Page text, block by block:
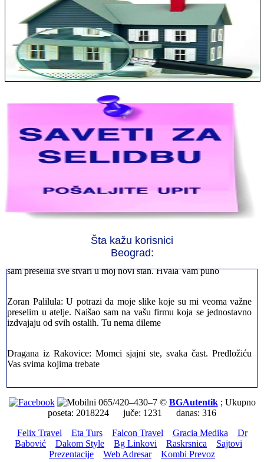
Šta kažu korisnici
Beograd:
Jelena sa Čukarice: Mogu da pohvalim sve radnike u firmi jer su
Milica iz Novog Beograda: Zahvaljujuću vašoj firmi. Istog dana
sam preselila sve stvari u moj novi stan. Hvala Vam puno
Zoran Palilula: U potrazi da moje slike koje su mi veoma važne
preselim u atelje. Naišao sam na vašu firmu koja se jednostavno
izdvajaju od svih ostalih. Tu nema dileme
Dragana iz Rakovice: Momci sjajni ste, svaka čast. Predložiću
Vas svima kojima trebate
Petar sa Savskog Venaca: Trebalo je odmah da ispraznim stan i
prebacim stvari u drugi. Pozvao sam vašu firmu. Ja ljudi ne znam
šta bi radio sada da ne postojite, Hvala Vam
Dragan iz Stari Grad: Retko gde može da se nađe prava
profesionalnost u našoj zemlji i naravno usluga. Sve pohvale od
065/420–430–7 © BGAutentik; Ukupno
poseta: 2018224 juče: 1231 danas: 316
Felix Travel
Eta Turs Falcon Travel Gracia Medika
Dr
Babović
Dakom Style Bg Linkovi Raskrsnica
Sajtovi
Prezentacije
Web Adresar Kombi Prevoz